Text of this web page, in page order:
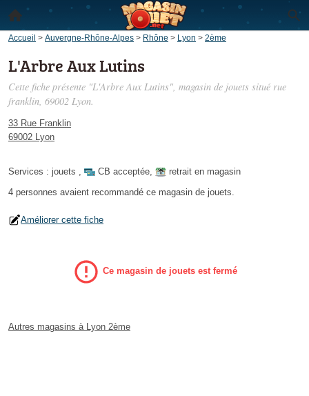
Accueil > Auvergne-Rhône-Alpes > Rhône > Lyon > 2ème
L'Arbre Aux Lutins
Cette fiche présente "L'Arbre Aux Lutins", magasin de jouets situé rue
franklin, 69002 Lyon.
33 Rue Franklin
69002 Lyon
Services : jouets , CB acceptée,
retrait en magasin
4 personnes avaient recommandé ce magasin de jouets.
Améliorer cette fiche
Ce magasin de jouets est fermé
Autres magasins à Lyon 2ème